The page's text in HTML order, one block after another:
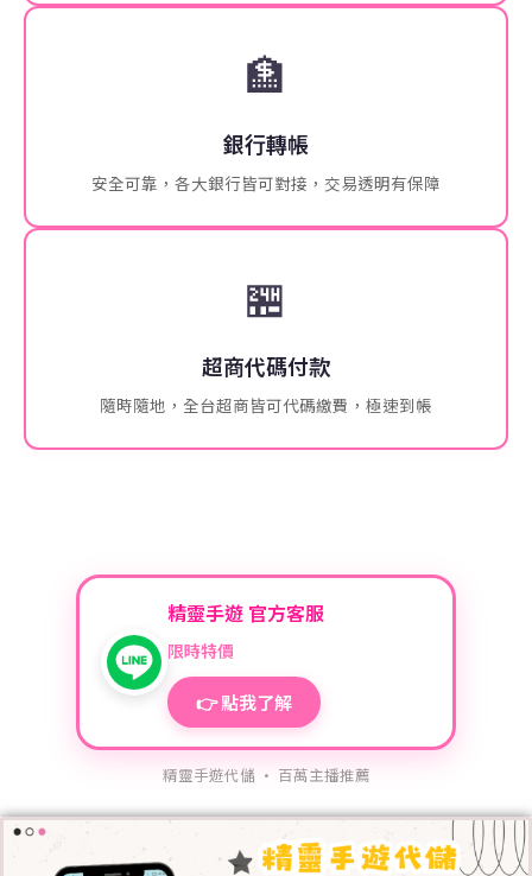
🏦
銀行轉帳
安全可靠，各大銀行皆可對接，交易透明有保障
🏪
超商代碼付款
隨時隨地，全台超商皆可代碼繳費，極速到帳
精靈手遊 官方客服
限時特價
👉 點我了解
精靈手遊代儲 · 百萬主播推薦